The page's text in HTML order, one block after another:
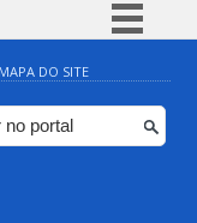
Simplifique!
BR
Participe
MAPA DO SITE